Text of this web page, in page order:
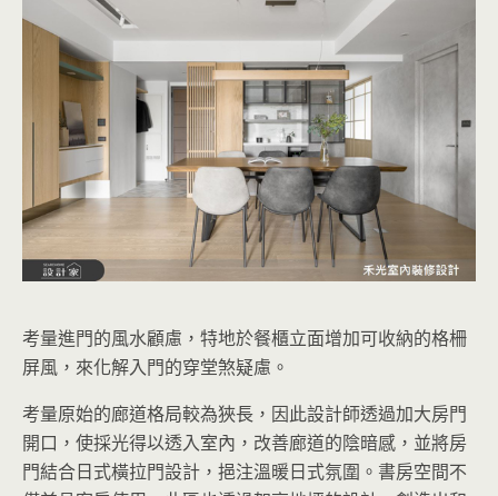
考量進門的風水顧慮，特地於餐櫃立面增加可收納的格柵
屏風，來化解入門的穿堂煞疑慮。
考量原始的廊道格局較為狹長，因此設計師透過加大房門
開口，使採光得以透入室內，改善廊道的陰暗感，並將房
門結合日式橫拉門設計，挹注溫暖日式氛圍。書房空間不